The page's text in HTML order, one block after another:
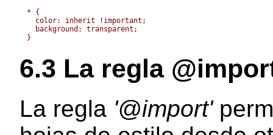
* {
  color: inherit !important;
  background: transparent;
6.3 La regla
La regla '@import'